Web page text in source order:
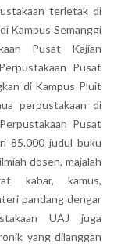
terletak di
Kampus Semanggi
Pusat Kajian
Pusat
di Kampus Pluit
perpustakaan di
Pusat
85.000 judul buku
dosen, majalah
kabar, kamus,
pandang dengar
UAJ juga
yang dilanggan